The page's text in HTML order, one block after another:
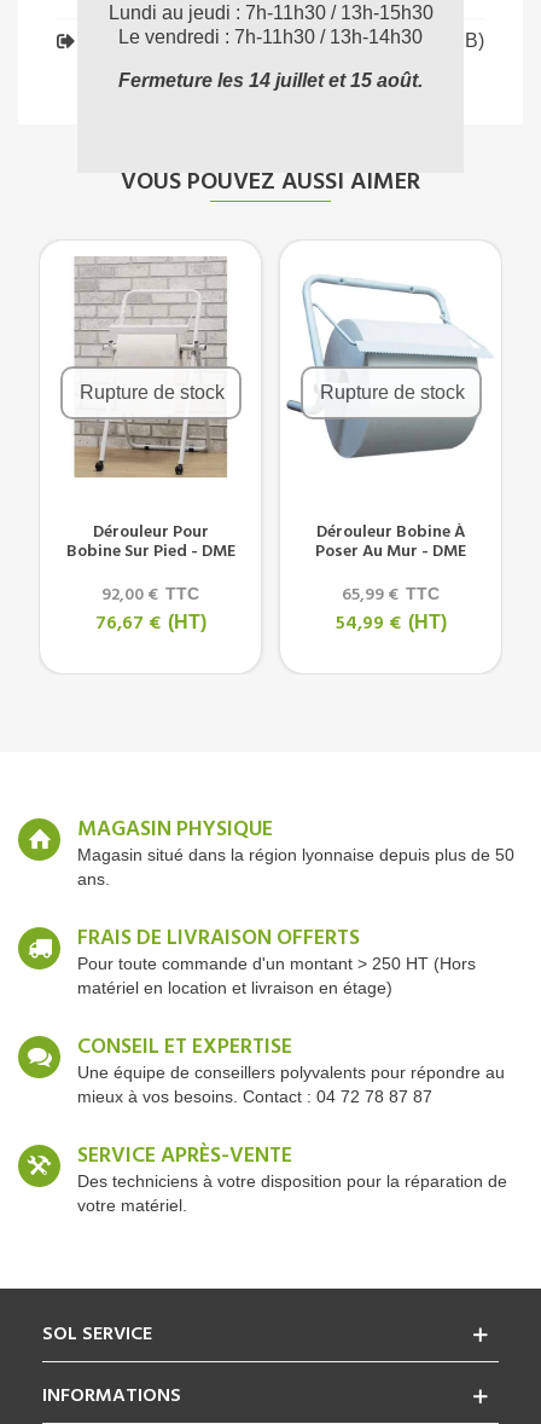
120205769_FT Téléchargement (59.37KB)
VOUS POUVEZ AUSSI AIMER
Rupture de stock
Dérouleur Pour
Bobine Sur Pied - DME
92,00 € TTC
76,67 € (HT)
Rupture de stock
Dérouleur Bobine À
Poser Au Mur - DME
65,99 € TTC
54,99 € (HT)
MAGASIN PHYSIQUE
Magasin situé dans la région lyonnaise depuis plus de 50
ans.
FRAIS DE LIVRAISON OFFERTS
Pour toute commande d'un montant > 250 HT (Hors
matériel en location et livraison en étage)
CONSEIL ET EXPERTISE
Une équipe de conseillers polyvalents pour répondre au
mieux à vos besoins. Contact : 04 72 78 87 87
SERVICE APRÈS-VENTE
Des techniciens à votre disposition pour la réparation de
votre matériel.
INFORMATIONS
SOL SERVICE
Lundi au jeudi : 7h-11h30 / 13h-15h30
Le vendredi : 7h-11h30 / 13h-14h30
Fermeture les 14 juillet et 15 août.